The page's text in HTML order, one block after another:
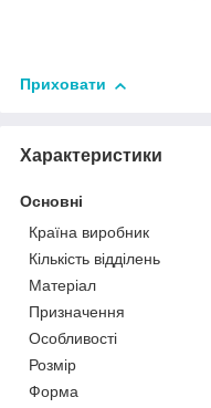
Приховати
Характеристики
Основні
Країна виробник
Кількість відділень
Матеріал
Призначення
Особливості
Розмір
Форма